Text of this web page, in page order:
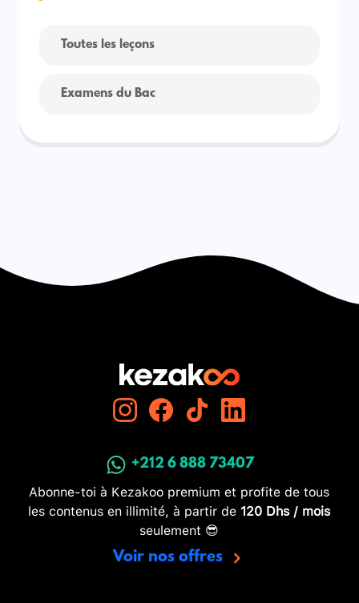
Toutes les leçons
Examens du Bac
+212 6 888 73407
Abonne-toi à Kezakoo premium et profite de tous
les contenus en illimité, à partir de 120 Dhs / mois
seulement 😎
Voir nos offres